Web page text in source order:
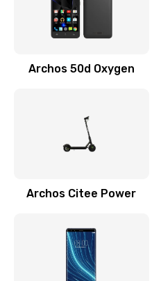
Archos 50d Oxygen
Archos Citee Power